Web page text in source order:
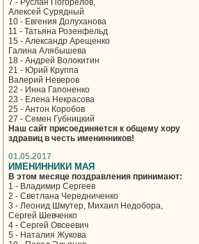
7 - Руслан Погорелов,
Алексей Сурядный
10 - Евгения Долуханова
11 - Татьяна Розенфельд
15 - Александр Арещенко
Галина Алябышева
18 - Андрей Волокитин
21 - Юрий Круппа
Валерий Неверов
22 - Инна Гапоненко
23 - Елена Некрасова
25 - Антон Коробов
27 - Семен Губницкий
Наш сайт присоединяется к общему хору
здравиц в честь именинников!
01.05.2017
ИМЕНИННИКИ МАЯ
В этом месяце поздравления принимают:
1 - Владимир Сергеев
2 - Светлана Чередниченко
3 - Леонид Шмутер, Михаил Недобора,
Сергей Шевченко
4 - Сергей Овсеевич
5 - Наталия Жукова